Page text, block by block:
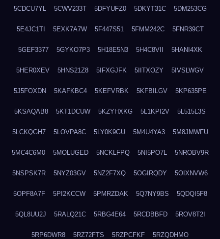
5CDCU7YL 5CWV233T 5DFYUFZ0 5DKYT31C 5DM253CG
5E4JC1TI 5EXK7A7W 5F447S51 5FMM242C 5FNR39CT
5GEF3377 5GYKO7P3 5H18E5N3 5H4C8VII 5HANI4XK
5HER0XEV 5HNS21Z8 5IFXGJFK 5IITXOZY 5IVSLWGV
5J5FOXDN 5KAFKBC4 5KEFVRBK 5KFBILGV 5KP635PE
5KSAQAB8 5KT1DCUW 5KZYHXKG 5L1KPI2V 5L515L3S
5LCKQGH7 5LOVPA8C 5LY0K9GU 5M4U4YA3 5M8JMWFU
5MC4C6M0 5MOLUGED 5NCKLFPQ 5NI5PO7L 5NROBV9R
5NSPSK7R 5NYZ03GV 5NZ2F7XQ 5OGIRQDY 5OIXNVW6
5OPF8A7F 5PI2KCCW 5PMRZDAK 5Q7NY9BS 5QDQI5F8
5QL8UU2J 5RALQ21C 5RBG4E64 5RCDBBFD 5ROV8T2I
5RP6DWR8 5RZ72FTS 5RZPCFKF 5RZQDHMO